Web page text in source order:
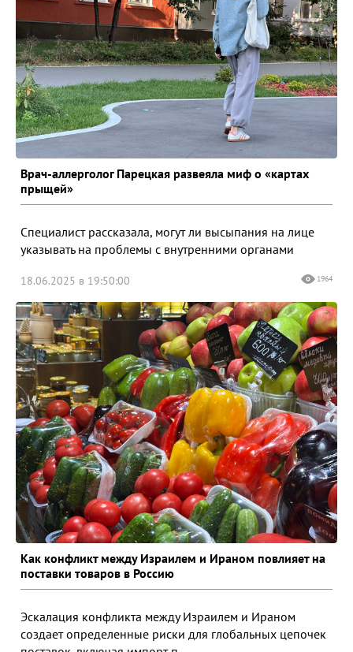
Врач-аллерголог Парецкая развеяла миф о «картах
прыщей»
Специалист рассказала, могут ли высыпания на лице
указывать на проблемы с внутренними органами
18.06.2025 в 19:50:00 1964
Как конфликт между Израилем и Ираном повлияет на
поставки товаров в Россию
Эскалация конфликта между Израилем и Ираном
создает определенные риски для глобальных цепочек